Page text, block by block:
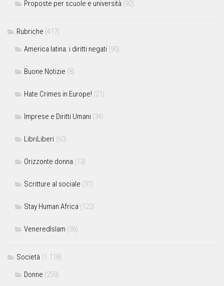
Proposte per scuole e università (92)
Rubriche (417)
America latina: i diritti negati (90)
Buone Notizie (8)
Hate Crimes in Europe! (21)
Imprese e Diritti Umani (34)
LibriLiberi (60)
Orizzonte donna (13)
Scritture al sociale (31)
Stay Human Africa (122)
VeneredIslam (36)
Società (1.118)
Donne (259)